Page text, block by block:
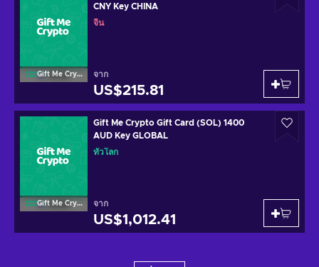
Gift Me Crypto
CNY Key CHINA
จีน
จาก
US$215.81
Gift Me Crypto
Gift Me Crypto Gift Card (SOL) 1400
AUD Key GLOBAL
ทั่วโลก
จาก
US$1,012.41